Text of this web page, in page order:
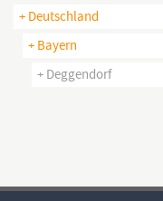
+ Deutschland
+ Bayern
+ Deggendorf